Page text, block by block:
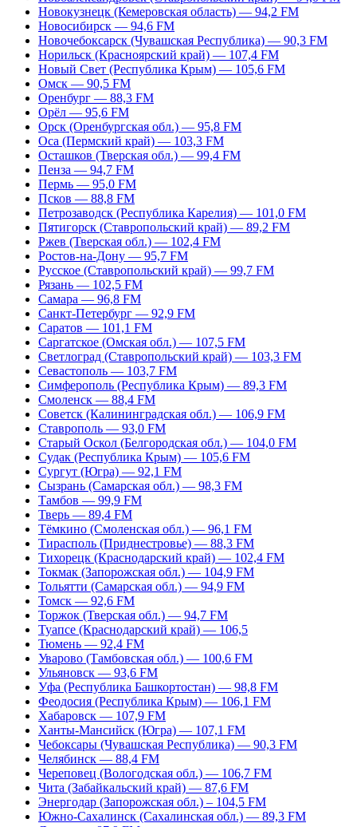
Новокузнецк (Кемеровская область) — 94,2 FM
Новосибирск — 94,6 FM
Новочебоксарск (Чувашская Республика) — 90,3 FM
Норильск (Красноярский край) — 107,4 FM
Новый Свет (Республика Крым) — 105,6 FM
Омск — 90,5 FM
Оренбург — 88,3 FM
Орёл — 95,6 FM
Орск (Оренбургская обл.) — 95,8 FM
Оса (Пермский край) — 103,3 FM
Осташков (Тверская обл.) — 99,4 FM
Пенза — 94,7 FM
Пермь — 95,0 FM
Псков — 88,8 FM
Петрозаводск (Республика Карелия) — 101,0 FM
Пятигорск (Ставропольский край) — 89,2 FM
Ржев (Тверская обл.) — 102,4 FM
Ростов-на-Дону — 95,7 FM
Русское (Ставропольский край) — 99,7 FM
Рязань — 102,5 FM
Самара — 96,8 FM
Санкт-Петербург — 92,9 FM
Саратов — 101,1 FM
Саргатское (Омская обл.) — 107,5 FM
Светлоград (Ставропольский край) — 103,3 FM
Севастополь — 103,7 FM
Симферополь (Республика Крым) — 89,3 FM
Смоленск — 88,4 FM
Советск (Калининградская обл.) — 106,9 FM
Ставрополь — 93,0 FM
Старый Оскол (Белгородская обл.) — 104,0 FM
Судак (Республика Крым) — 105,6 FM
Сургут (Югра) — 92,1 FM
Сызрань (Самарская обл.) — 98,3 FM
Тамбов — 99,9 FM
Тверь — 89,4 FM
Тёмкино (Смоленская обл.) — 96,1 FM
Тирасполь (Приднестровье) — 88,3 FM
Тихорецк (Краснодарский край) — 102,4 FM
Токмак (Запорожская обл.) — 104,9 FM
Тольятти (Самарская обл.) — 94,9 FM
Томск — 92,6 FM
Торжок (Тверская обл.) — 94,7 FM
Туапсе (Краснодарский край) — 106,5
Тюмень — 92,4 FM
Уварово (Тамбовская обл.) — 100,6 FM
Ульяновск — 93,6 FM
Уфа (Республика Башкортостан) — 98,8 FM
Феодосия (Республика Крым) — 106,1 FM
Хабаровск — 107,9 FM
Ханты-Мансийск (Югра) — 107,1 FM
Чебоксары (Чувашская Республика) — 90,3 FM
Челябинск — 88,4 FM
Череповец (Вологодская обл.) — 106,7 FM
Чита (Забайкальский край) — 87,6 FM
Энергодар (Запорожская обл.) – 104,5 FM
Южно-Сахалинск (Сахалинская обл.) — 89,3 FM